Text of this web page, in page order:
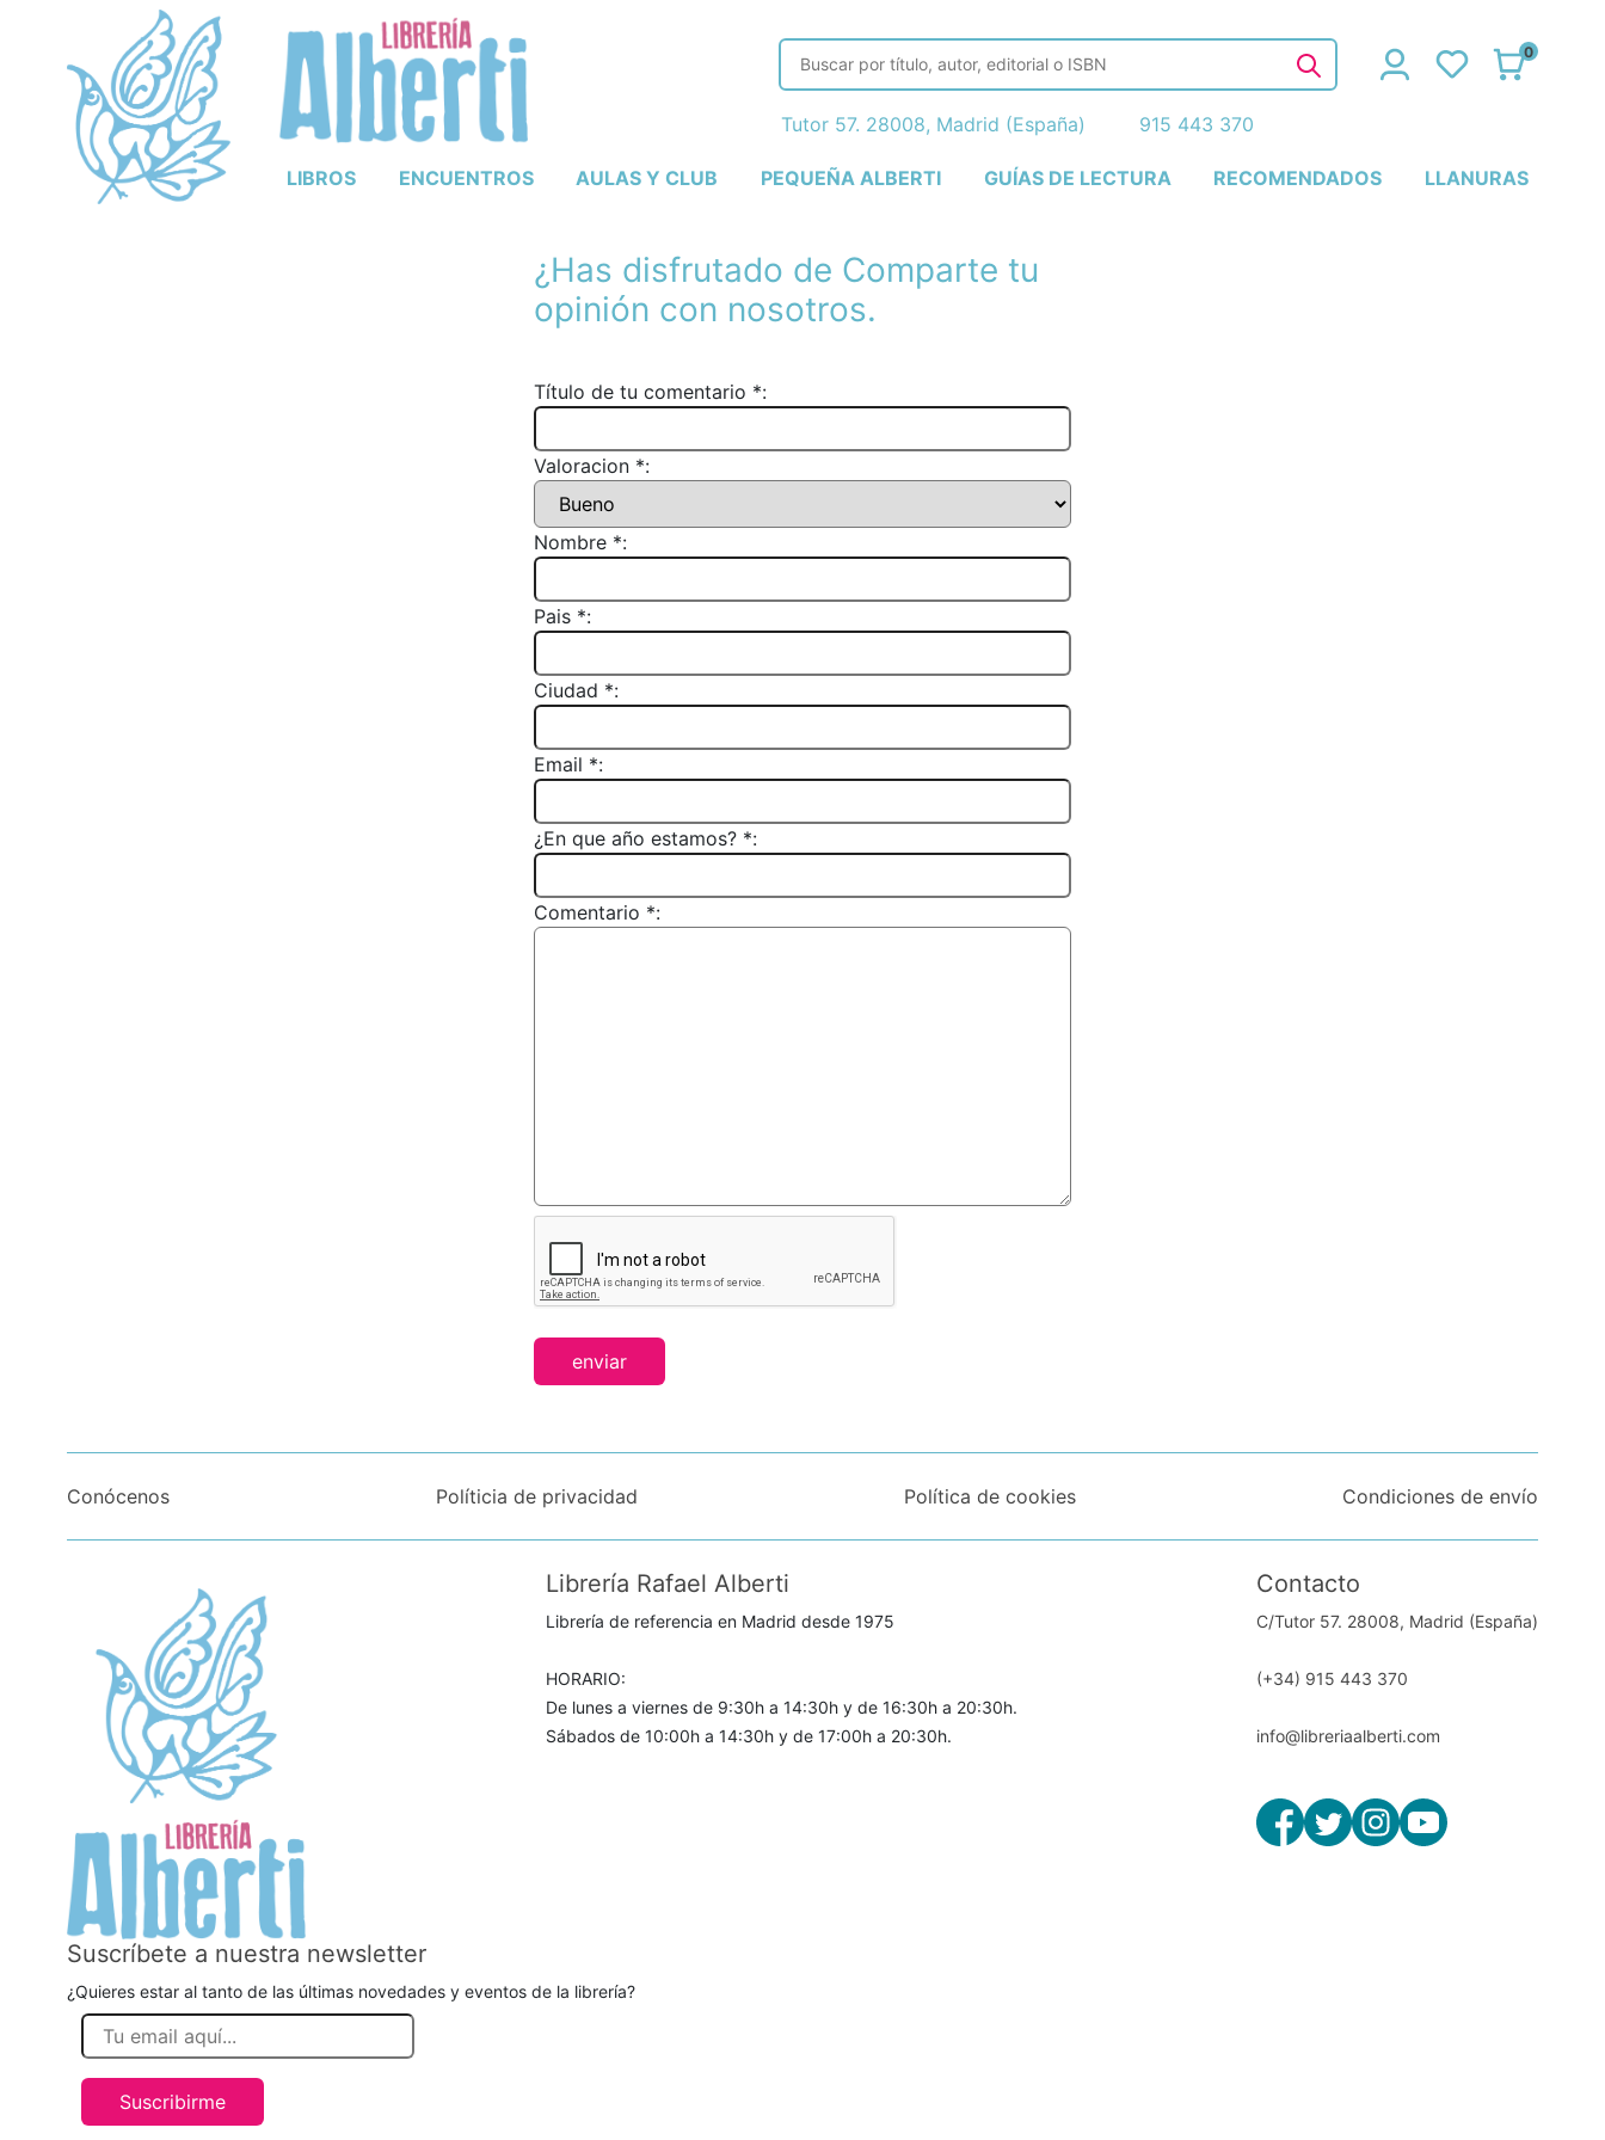
LIBROS ENCUENTROS AULAS Y CLUB PEQUEÑA ALBERTI GUÍAS DE LECTURA RECOMENDADOS LLANURAS
0
Tutor 57. 28008, Madrid (España) 915 443 370
¿Has disfrutado de Comparte tu
opinión con nosotros.
Título de tu comentario *:
Valoracion *:
Nombre *:
Pais *:
Ciudad *:
Email *:
¿En que año estamos? *:
Comentario *:
enviar
Conócenos Políticia de privacidad Política de cookies Condiciones de envío
Librería Rafael Alberti
Librería de referencia en Madrid desde 1975
HORARIO:
De lunes a viernes de 9:30h a 14:30h y de 16:30h a 20:30h.
Sábados de 10:00h a 14:30h y de 17:00h a 20:30h.
Contacto
C/Tutor 57. 28008, Madrid (España)
(+34) 915 443 370
info@libreriaalberti.com
Suscríbete a nuestra newsletter
¿Quieres estar al tanto de las últimas novedades y eventos de la librería?
Suscribirme